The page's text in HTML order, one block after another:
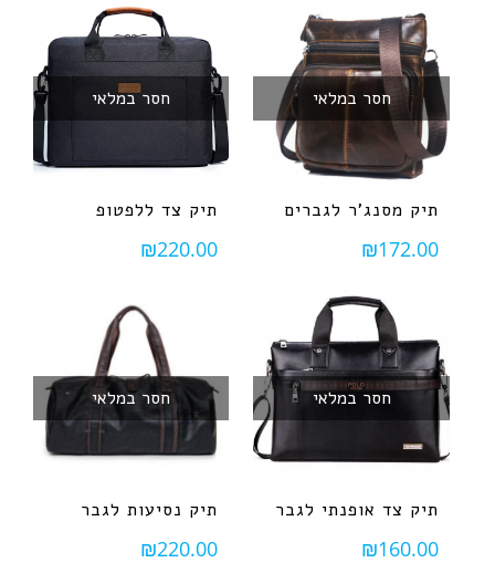
חסר במלאי
תיק מסנג'ר לגברים
₪172.00
חסר במלאי
תיק צד ללפטופ
₪220.00
חסר במלאי
תיק צד אופנתי לגבר
₪160.00
חסר במלאי
תיק נסיעות לגבר
₪220.00